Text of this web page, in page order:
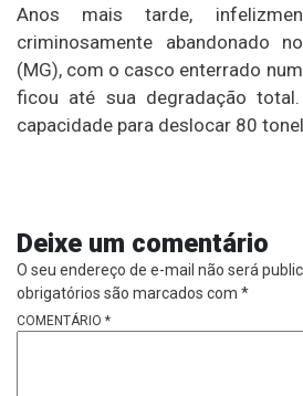
Anos mais tarde,
criminosamente abandonado
(MG), com o casco enterrado
ficou até sua degradação
capacidade para deslocar 80
Deixe um comentário
O seu endereço de e-mail não será
obrigatórios são marcados com *
COMENTÁRIO *